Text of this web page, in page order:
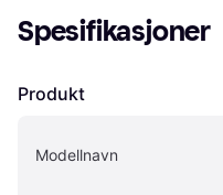
Spesifikasjoner
Produkt
Modellnavn